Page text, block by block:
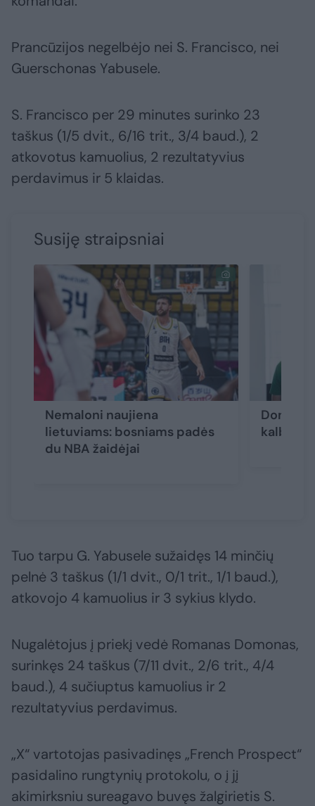
Prancūzijos negelbėjo nei S. Francisco, nei
Guerschonas Yabusele.
S. Francisco per 29 minutes surinko 23
taškus (1/5 dvit., 6/16 trit., 3/4 baud.), 2
atkovotus kamuolius, 2 rezultatyvius
perdavimus ir 5 klaidas.
Susiję straipsniai
Nemaloni naujiena
lietuviams: bosniams padės
du NBA žaidėjai
kalbėti
Tuo tarpu G. Yabusele sužaidęs 14 minčių
pelnė 3 taškus (1/1 dvit., 0/1 trit., 1/1 baud.),
atkovojo 4 kamuolius ir 3 sykius klydo.
Nugalėtojus į priekį vedė Romanas Domonas,
surinkęs 24 taškus (7/11 dvit., 2/6 trit., 4/4
baud.), 4 sučiuptus kamuolius ir 2
rezultatyvius perdavimus.
„X“ vartotojas pasivadinęs „French Prospect“
pasidalino rungtynių protokolu, o į jį
akimirksniu sureagavo buvęs žalgirietis S.